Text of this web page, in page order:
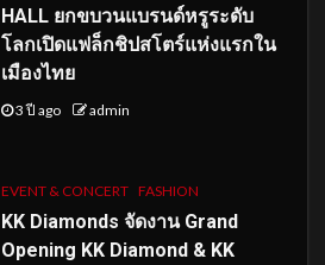
HALL ยกขบวนแบรนด์หรูระดับ
โลกเปิดแฟล็กชิปสโตร์แห่งแรกใน
เมืองไทย
3 ปี ago admin
EVENT & CONCERT FASHION
KK Diamonds จัดงาน Grand
Opening KK Diamond & KK